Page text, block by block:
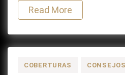
Read More
COBERTURAS CONSEJOS